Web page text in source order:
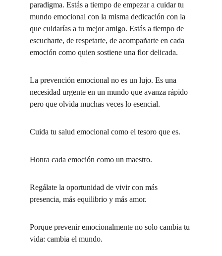
paradigma. Estás a tiempo de empezar a cuidar tu
mundo emocional con la misma dedicación con la
que cuidarías a tu mejor amigo. Estás a tiempo de
escucharte, de respetarte, de acompañarte en cada
emoción como quien sostiene una flor delicada.
La prevención emocional no es un lujo. Es una
necesidad urgente en un mundo que avanza rápido
pero que olvida muchas veces lo esencial.
Cuida tu salud emocional como el tesoro que es.
Honra cada emoción como un maestro.
Regálate la oportunidad de vivir con más
presencia, más equilibrio y más amor.
Porque prevenir emocionalmente no solo cambia tu
vida: cambia el mundo.